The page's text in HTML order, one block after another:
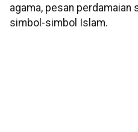
agama, pesan perdamaian
simbol-simbol Islam.